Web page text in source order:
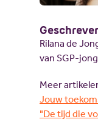
Rilana de
van SGP-
Meer
Jouw
"De tijd die